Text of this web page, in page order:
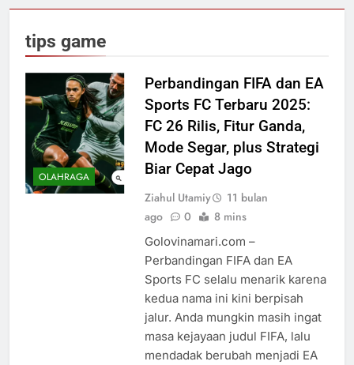
tips game
OLAHRAGA
Perbandingan FIFA dan EA
Sports FC Terbaru 2025:
FC 26 Rilis, Fitur Ganda,
Mode Segar, plus Strategi
Biar Cepat Jago
Ziahul Utamiy
11 bulan
ago
0 8 mins
Golovinamari.com –
Perbandingan FIFA dan EA
Sports FC selalu menarik karena
kedua nama ini kini berpisah
jalur. Anda mungkin masih ingat
masa kejayaan judul FIFA, lalu
mendadak berubah menjadi EA